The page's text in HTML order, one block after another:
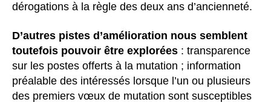
dérogations à la règle des deux ans d’ancienneté.
D’autres pistes d’amélioration nous semblent
toutefois pouvoir être explorées : transparence
sur les postes offerts à la mutation ; information
préalable des intéressés lorsque l’un ou plusieurs
des premiers vœux de mutation sont susceptibles